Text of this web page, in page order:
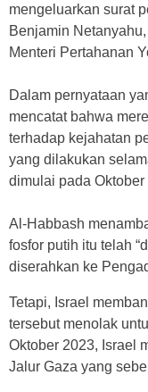
mengeluarkan surat
Benjamin
Menteri Pertahanan
Dalam pernyataan
mencatat bahwa
terhadap kejahatan
yang dilakukan
dimulai pada Oktober
Al-Habbash
fosfor putih itu telah
diserahkan ke
Tetapi, Israel
tersebut menolak
Oktober 2023, Israel
Jalur Gaza yang